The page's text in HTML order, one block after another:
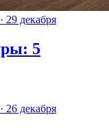
29 декабря
5
26 декабря